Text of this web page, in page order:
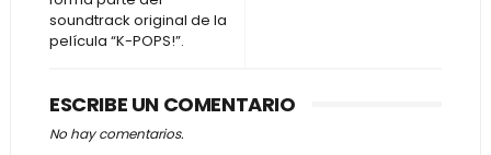
soundtrack original de la
película “K-POPS!”.
ESCRIBE UN COMENTARIO
No hay comentarios.